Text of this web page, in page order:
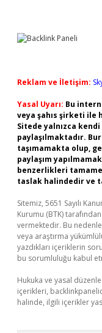
Reklam ve İletişim:
Yasal Uyarı: Bu
veya şahıs şirketi ile
Sitede yalnızca kendi
paylaşılmaktadır.
taşımamakta olup,
paylaşım
benzerlikleri
taslak halindedir ve
Sitemiz, 5651 Sayılı
Kurumu (BTK)
vermektedir. Bu
veya araştırma
yazdıkları içeriklerin
bu sorumluluğu kabul
Hukuka ve yasal
içerikleri,
halinde, ilgili içerikler